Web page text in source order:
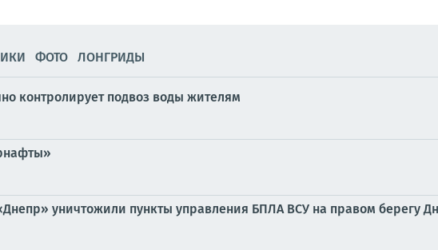
ФОТО ЛОНГРИДЫ
контролирует подвоз воды жителям
уничтожили пункты управления БПЛА ВСУ на правом берегу